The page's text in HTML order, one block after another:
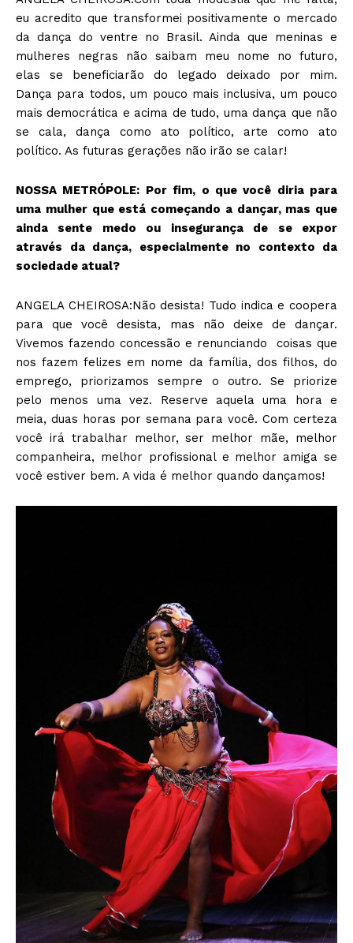
eu acredito que transformei positivamente o mercado
da dança do ventre no Brasil. Ainda que meninas e
mulheres negras não saibam meu nome no futuro,
elas se beneficiarão do legado deixado por mim.
Dança para todos, um pouco mais inclusiva, um pouco
mais democrática e acima de tudo, uma dança que não
se cala, dança como ato político, arte como ato
político. As futuras gerações não irão se calar!
NOSSA METRÓPOLE: Por fim, o que você diria para
uma mulher que está começando a dançar, mas que
ainda sente medo ou insegurança de se expor
através da dança, especialmente no contexto da
sociedade atual?
ANGELA CHEIROSA:Não desista! Tudo indica e coopera
para que você desista, mas não deixe de dançar.
Vivemos fazendo concessão e renunciando coisas que
nos fazem felizes em nome da família, dos filhos, do
emprego, priorizamos sempre o outro. Se priorize
pelo menos uma vez. Reserve aquela uma hora e
meia, duas horas por semana para você. Com certeza
você irá trabalhar melhor, ser melhor mãe, melhor
companheira, melhor profissional e melhor amiga se
você estiver bem. A vida é melhor quando dançamos!